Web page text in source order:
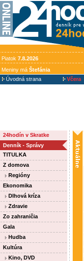
Piatok 7.8.2026
Meniny má Štefánia
Úvodná strana
Včera
24hodín v Skratke
Denník - Správy
TITULKA
Z domova
Regióny
Ekonomika
Dlhová kríza
Zdravie
Zo zahraničia
Gala
Hudba
Kultúra
Kino, DVD